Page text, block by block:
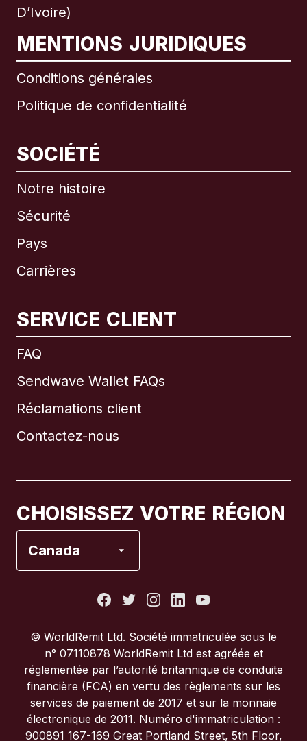
D’Ivoire)
MENTIONS JURIDIQUES
Conditions générales
Politique de confidentialité
SOCIÉTÉ
Notre histoire
Sécurité
Pays
Carrières
SERVICE CLIENT
FAQ
Sendwave Wallet FAQs
Réclamations client
Contactez-nous
CHOISISSEZ VOTRE RÉGION
Canada
International English
Brésil
Italie
Portugal
© WorldRemit Ltd. Société immatriculée sous le
n° 07110878 WorldRemit Ltd est agréée et
réglementée par l’autorité britannique de conduite
financière (FCA) en vertu des règlements sur les
services de paiement de 2017 et sur la monnaie
électronique de 2011. Numéro d'immatriculation :
900891 167-169 Great Portland Street, 5th Floor,